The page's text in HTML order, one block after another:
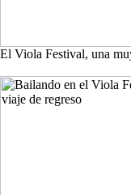
El Viola Festival, una